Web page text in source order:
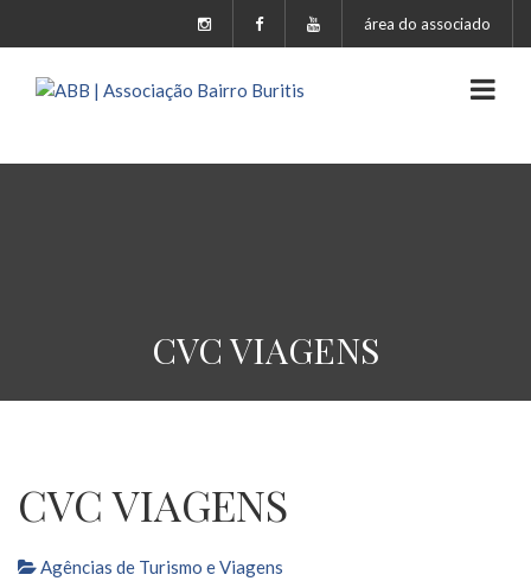
área do associado
CVC VIAGENS
CVC VIAGENS
Agências de Turismo e Viagens